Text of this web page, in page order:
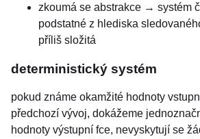
zkoumá se abstrakce → systém
podstatné z hlediska
příliš složitá
deterministický systém
pokud známe okamžité hodnoty
předchozí vývoj, dokážeme
hodnoty výstupní fce, nevyskytují se